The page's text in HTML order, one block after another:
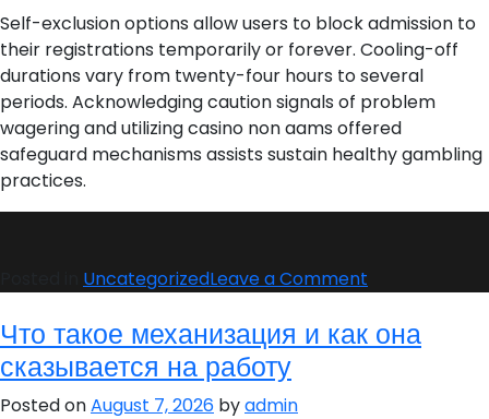
Self-exclusion options allow users to block admission to
their registrations temporarily or forever. Cooling-off
durations vary from twenty-four hours to several
periods. Acknowledging caution signals of problem
wagering and utilizing casino non aams offered
safeguard mechanisms assists sustain healthy gambling
practices.
UncategorizedLeave a Comment
On-
line
Что такое механизация и как она
сказывается на работу
Posted onAugust 7, 2026 byadmin